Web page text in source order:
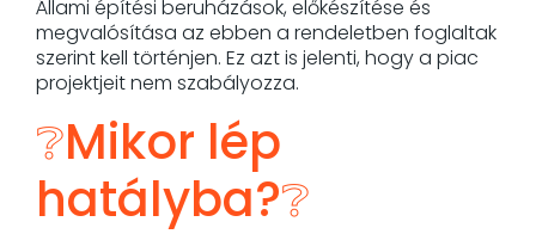
Állami építési beruházások, előkészítése és
megvalósítása az ebben a rendeletben foglaltak
szerint kell történjen. Ez azt is jelenti, hogy a piac
projektjeit nem szabályozza.
❔Mikor lép
hatályba?❔